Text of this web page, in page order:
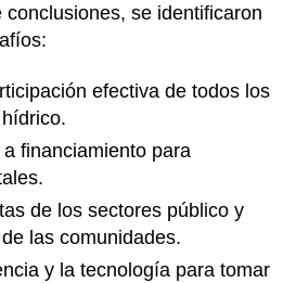
conclusiones, se identificaron
efectiva de todos los
financiamiento para
de los sectores público y
las comunidades.
y la tecnología para tomar